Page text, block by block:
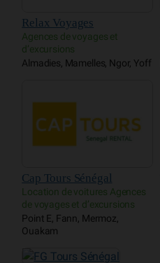
Relax Voyages
Agences de voyages et
d’excursions
Almadies, Mamelles, Ngor, Yoff
Cap Tours Sénégal
Location de voitures Agences
de voyages et d’excursions
Point E, Fann, Mermoz,
Ouakam